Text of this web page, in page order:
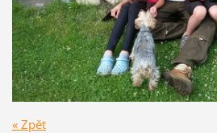
« Zpět